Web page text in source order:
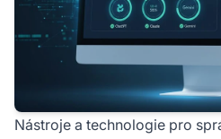
Nástroje a technologie pro